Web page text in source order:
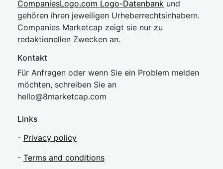
CompaniesLogo.com Logo-Datenbank und
gehören ihren jeweiligen Urheberrechtsinhabern.
Companies Marketcap zeigt sie nur zu
redaktionellen Zwecken an.
Kontakt
Für Anfragen oder wenn Sie ein Problem melden
möchten, schreiben Sie an
hello@8marketcap.com
Links
- Privacy policy
- Terms and conditions